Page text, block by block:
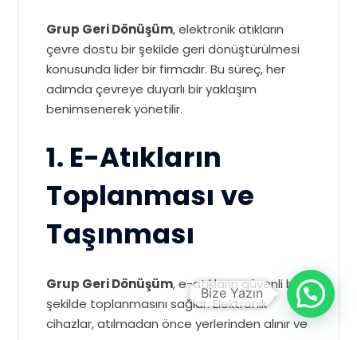
Grup Geri Dönüşüm, elektronik atıkların
çevre dostu bir şekilde geri dönüştürülmesi
konusunda lider bir firmadır. Bu süreç, her
adımda çevreye duyarlı bir yaklaşım
benimsenerek yönetilir.
1. E-Atıkların
Toplanması ve
Taşınması
Grup Geri Dönüşüm, e-atıkların güvenli bir
şekilde toplanmasını sağlar. Elektronik
cihazlar, atılmadan önce yerlerinden alınır ve